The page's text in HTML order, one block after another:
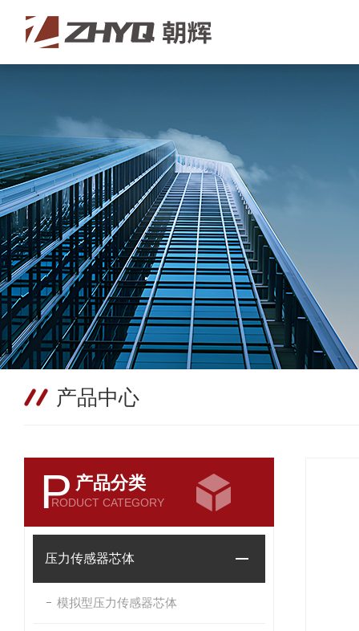
产品中心
P 产品分类
RODUCT CATEGORY
压力传感器芯体
模拟型压力传感器芯体